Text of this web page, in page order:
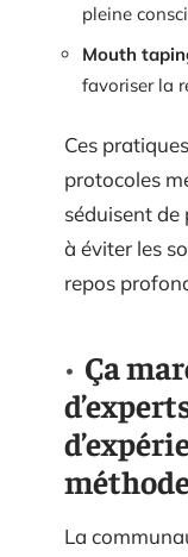
pleine
Mouth
favoriser la
Ces
protocoles
séduisent de
à éviter les
repos
Ça
La